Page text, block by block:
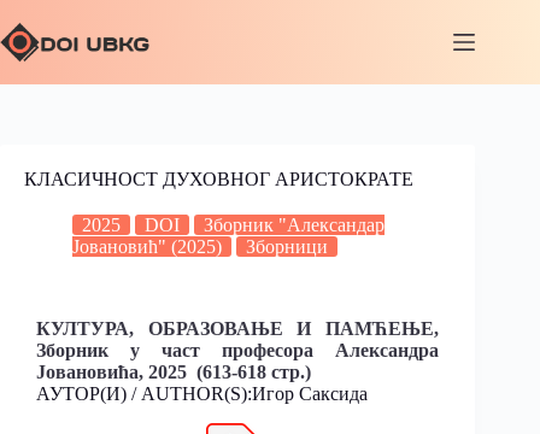
КЛАСИЧНОСТ ДУХОВНОГ АРИСТОКРАТЕ
2025 DOI
Зборник "Александар
Јовановић" (2025)
Зборници
КУЛТУРА, ОБРАЗОВАЊЕ И ПАМЋЕЊЕ,
Зборник у част професорa Александрa
Јовановићa, 2025 (613-618 стр.)
АУТОР(И) / AUTHOR(S):Игор Саксида